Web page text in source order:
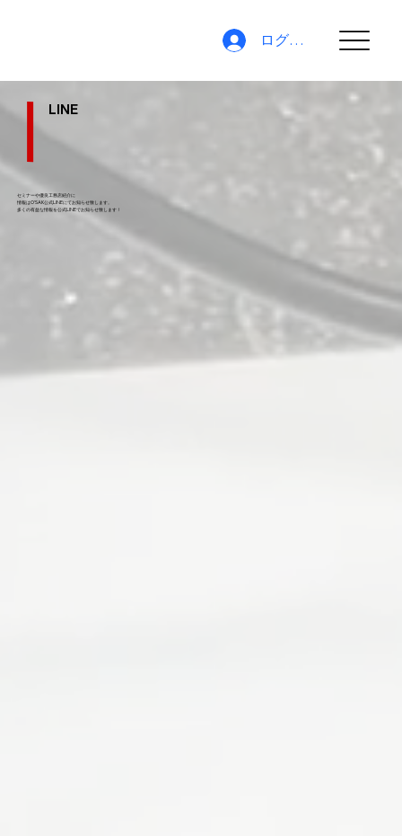
ログイン
LINE
セミナーや優良工務店紹介に
情報はO'SAK公式LINEにてお知らせ致します。
​多くの有益な情報を公式LINEでお知らせ致します！